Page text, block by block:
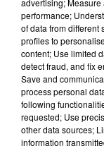
21 janvier 2025
OUI À L'INFO NON
« Les faits sont
advertising;
performance;
of data from different
profiles to
content; Use limited
detect fraud, and fix
Save and
process personal
following
requested; Use
other data sources;
information